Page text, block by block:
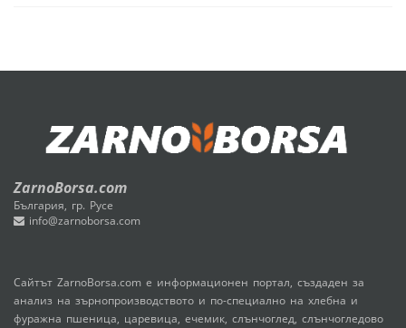
ZarnoBorsa.com
България, гр. Русе
info@zarnoborsa.com
Сайтът ZarnoBorsa.com е информационен портал, създаден за
анализ на зърнопроизводството и по-специално на хлебна и
фуражна пшеница, царевица, ечемик, слънчоглед, слънчогледово